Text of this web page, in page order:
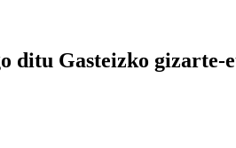
ditu Gasteizko gizarte-